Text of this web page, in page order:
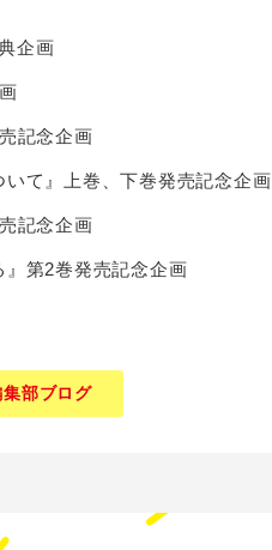
企画
記念企画
いて』上巻、下巻発売記念企画
記念企画
』第2巻発売記念企画
部ブログ